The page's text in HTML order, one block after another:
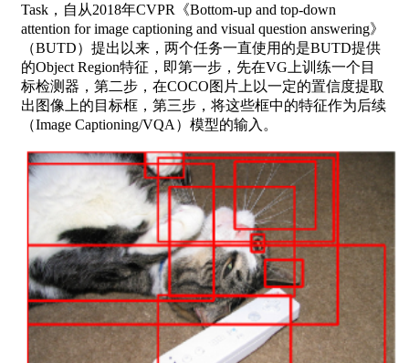
Task，自从2018年CVPR《Bottom-up and top-down
attention for image captioning and visual question answering》
（BUTD）提出以来，两个任务一直使用的是BUTD提供
的Object Region特征，即第一步，先在VG上训练一个目
标检测器，第二步，在COCO图片上以一定的置信度提取
出图像上的目标框，第三步，将这些框中的特征作为后续
（Image Captioning/VQA）模型的输入。